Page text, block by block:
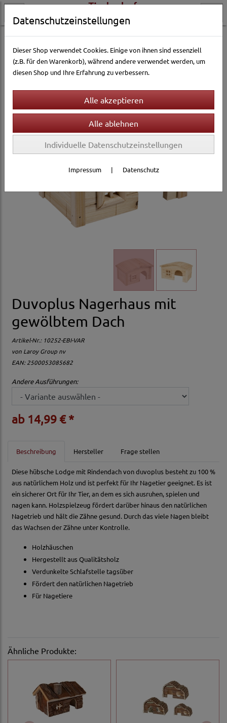
Kleintierwelt Ausstattung & Zubehör Holzhäuser
Duvoplus Nagerhaus mit
gewölbtem Dach
Artikel-Nr.: 10252-EBI-VAR
von Laroy Group nv
EAN: 2500053085682
Andere Ausführungen:
ab 14,99 € *
Beschreibung Hersteller Frage stellen
Diese hübsche Lodge mit Rindendach von duvoplus besteht zu 100 %
aus natürlichem Holz und ist perfekt für Ihr Nagetier geeignet. Es ist
ein sicherer Ort für Ihr Tier, an dem es sich ausruhen, spielen und
nagen kann. Holzspielzeug fördert darüber hinaus den natürlichen
Nagetrieb und hält die Zähne gesund. Durch das viele Nagen bleibt
das Wachsen der Zähne unter Kontrolle.
Holzhäuschen
Hergestellt aus Qualitätsholz
Verdunkelte Schlafstelle tagsüber
Fördert den natürlichen Nagetrieb
Für Nagetiere
Ähnliche Produkte:
Datenschutzeinstellungen
Dieser Shop verwendet Cookies. Einige von ihnen sind essenziell
(z.B. für den Warenkorb), während andere verwendet werden, um
diesen Shop und Ihre Erfahrung zu verbessern.
Individuelle Datenschutzeinstellungen
Impressum | Datenschutz